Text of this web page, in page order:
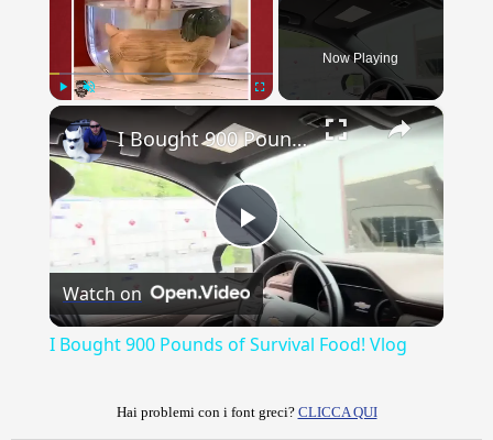
Now Playing
×
Play
Video
I Bought 900 Pounds of Survival Food! Vlog
Watch on
I Bought 900 Pounds of Survival Food! Vlog
Hai problemi con i font greci? CLICCA QUI